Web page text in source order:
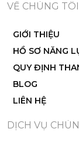
VỀ CHÚNG TÔI
GIỚI THIỆU
HỒ SƠ NĂNG
QUY ĐỊNH
BLOG
LIÊN HỆ
DỊCH VỤ